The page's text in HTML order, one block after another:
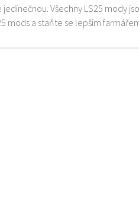
Všechny LS25 mody
mods a staňte se lepším